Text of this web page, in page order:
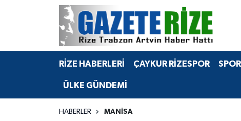
RİZE HABERLERİ ÇAYKUR RİZESPOR
ÜLKE GÜNDEMİ
HABERLER MANISA
BÖLGEMİZ
Merkez Nöbetçi Eczaneler
Merkez Hava Durumu
Merkez Trafik Yoğunluk Haritası